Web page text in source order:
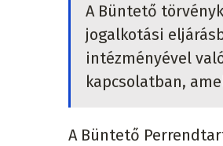
A Büntető
jogalkotási
intézményével
kapcsolatban,
A Büntető